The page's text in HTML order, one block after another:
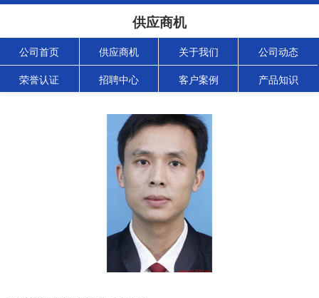
供应商机
公司首页 供应商机 关于我们 公司动态
荣誉认证 招聘中心 客户案例 产品知识